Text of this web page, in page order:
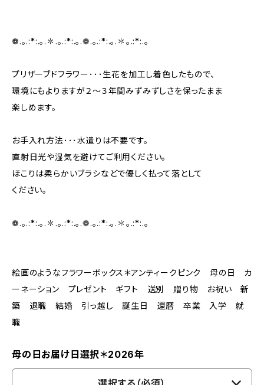
❁.｡.:*:.｡.✽.｡.:*:.｡.❁.｡.:*:.｡.✽｡.:*:.｡
プリザーブドフラワー･･･生花を加工し着色したもので、
環境にもよりますが２～３年間みずみずしさを保ったまま
楽しめます。
お手入れ方法･･･水遣りは不要です。
直射日光や湿気を避けてご利用ください。
ほこりは柔らかいブラシなどで優しく払って落として
ください。
❁.｡.:*:.｡.✽.｡.:*:.｡.❁.｡.:*:.｡.✽｡.:*:.｡
絵画のようなフラワーボックス＊アンティークピンク 母の日 カ
ーネーション プレゼント ギフト 送別 贈り物 お祝い 新
築 退職 結婚 引っ越し 誕生日 還暦 卒業 入学 就
職
母の日お届け日選択＊2026年